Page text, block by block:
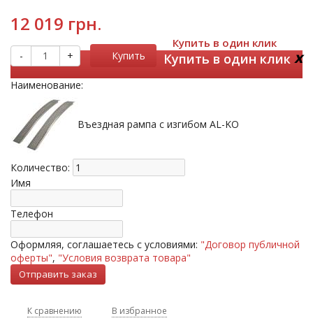
12 019 грн.
- + Купить
Купить в один клик
Купить в один клик x
Наименование:
Въездная рампа с изгибом AL-KO
Количество:
Имя
Телефон
Оформляя, соглашаетесь с условиями: "Договор публичной
оферты", "Условия возврата товара"
К сравнению В избранное